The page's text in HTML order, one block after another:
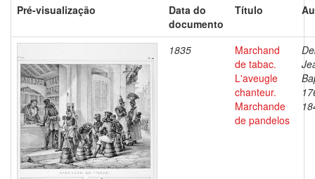
Pré-visualização
Data do
documento
Título
1835
Marchand
de tabac.
L'aveugle
chanteur.
Marchande
de pandelos